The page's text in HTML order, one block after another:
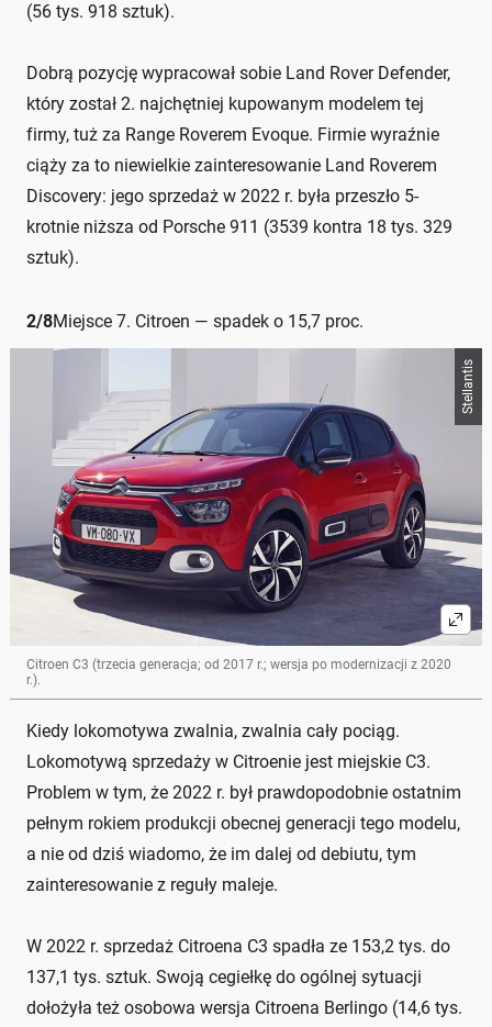
(56 tys. 918 sztuk).
Dobrą pozycję wypracował sobie Land Rover Defender,
który został 2. najchętniej kupowanym modelem tej
firmy, tuż za Range Roverem Evoque. Firmie wyraźnie
ciąży za to niewielkie zainteresowanie Land Roverem
Discovery: jego sprzedaż w 2022 r. była przeszło 5-
krotnie niższa od Porsche 911 (3539 kontra 18 tys. 329
sztuk).
2/8Miejsce 7. Citroen — spadek o 15,7 proc.
Stellantis
Citroen C3 (trzecia generacja; od 2017 r.; wersja po modernizacji z 2020
r.).
Kiedy lokomotywa zwalnia, zwalnia cały pociąg.
Lokomotywą sprzedaży w Citroenie jest miejskie C3.
Problem w tym, że 2022 r. był prawdopodobnie ostatnim
pełnym rokiem produkcji obecnej generacji tego modelu,
a nie od dziś wiadomo, że im dalej od debiutu, tym
zainteresowanie z reguły maleje.
W 2022 r. sprzedaż Citroena C3 spadła ze 153,2 tys. do
137,1 tys. sztuk. Swoją cegiełkę do ogólnej sytuacji
dołożyła też osobowa wersja Citroena Berlingo (14,6 tys.